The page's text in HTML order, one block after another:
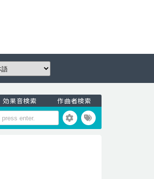
効果音検索 作曲者検索